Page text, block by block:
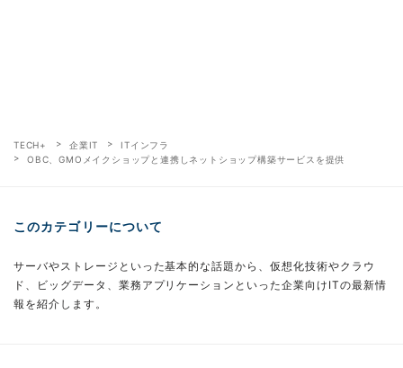
TECH+ 企業IT
ITインフラ
OBC、GMOメイクショップと連携しネットショップ構築サービスを提供
このカテゴリーについて
サーバやストレージといった基本的な話題から、仮想化技術やクラウ
ド、ビッグデータ、業務アプリケーションといった企業向けITの最新情
報を紹介します。